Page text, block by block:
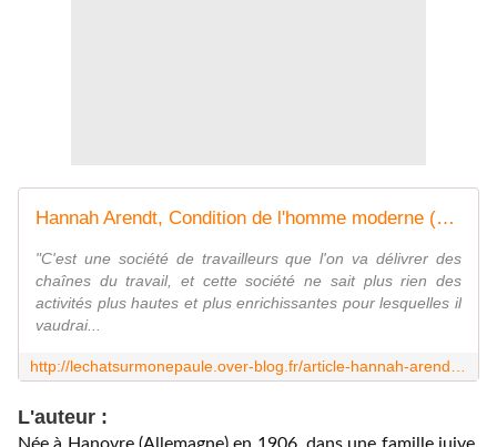
Hannah Arendt, Condition de l'homme moderne (The Human Condition) - Le blog de Robin Guilloux
"C'est une société de travailleurs que l'on va délivrer des
chaînes du travail, et cette société ne sait plus rien des
activités plus hautes et plus enrichissantes pour lesquelles il
vaudrai...
L'auteur :